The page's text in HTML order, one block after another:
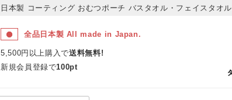
日本製 コーティング おむつポーチ バスタオル・フェイスタオ
全品日本製 All made in Japan.
5,500円以上購入で送料無料!
新規会員登録で100pt